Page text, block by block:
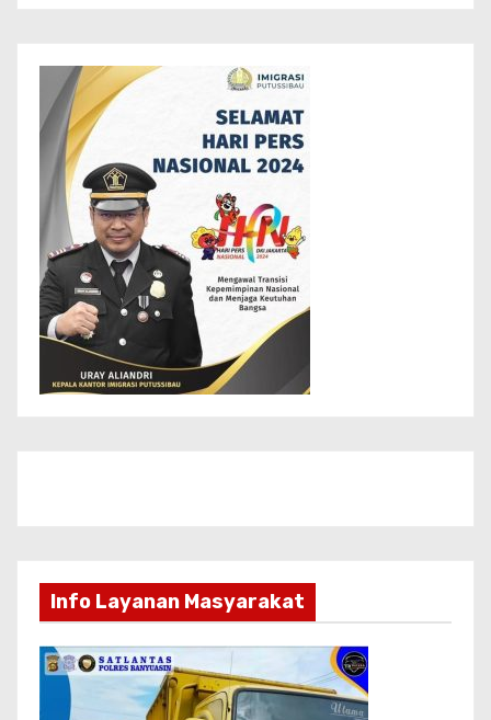
Info Layanan Masyarakat